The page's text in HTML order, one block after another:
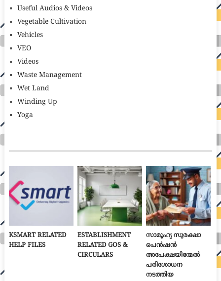
Useful Audios & Videos
Vegetable Cultivation
Vehicles
VEO
Videos
Waste Management
Wet Land
Winding Up
Yoga
KSMART RELATED
HELP FILES
ESTABLISHMENT
RELATED GOS &
CIRCULARS
സാമൂഹ്യ സുരക്ഷാ
പെൻഷൻ
അപേക്ഷയിന്മേൽ
പരിശോധന
നടത്തിയ